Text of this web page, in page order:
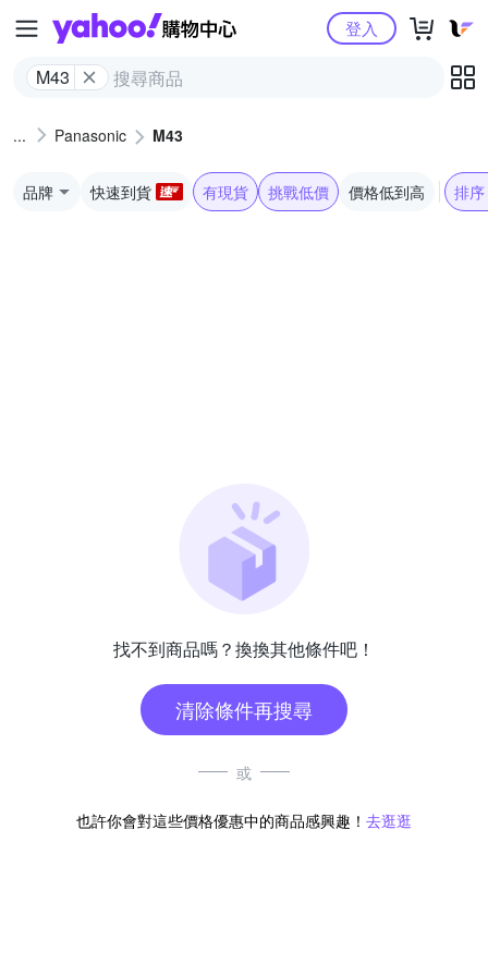
Yahoo購物中心
M43
登入
Panasonic M43
品牌 快速到貨 有現貨 挑戰低價 價格低到高 排序
找不到商品嗎？換換其他條件吧！
清除條件再搜尋
或
也許你會對這些價格優惠中的商品感興趣！ 去逛逛